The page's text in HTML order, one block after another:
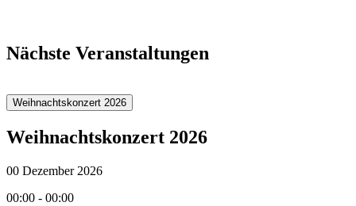
Nächste Veranstaltungen
Weihnachtskonzert 2026
Weihnachtskonzert 2026
00 Dezember 2026
00:00 - 00:00